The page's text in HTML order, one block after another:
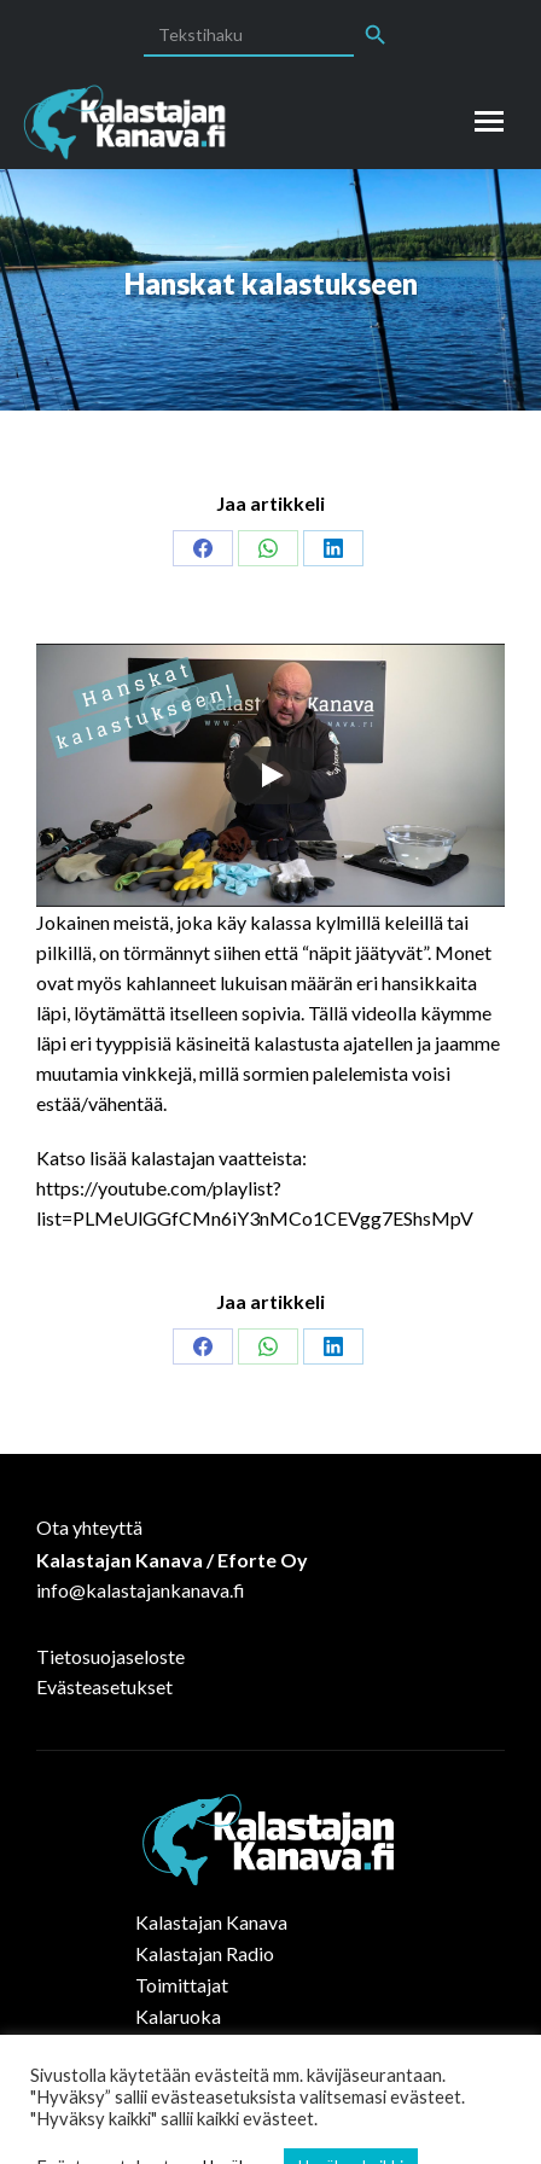
for:
Hanskat kalastukseen
Jaa artikkeli
Share
Share
Share
Jokainen meistä, joka käy kalassa kylmillä keleillä tai
pilkillä, on törmännyt siihen että “näpit jäätyvät”. Monet
ovat myös kahlanneet lukuisan määrän eri hansikkaita
läpi, löytämättä itselleen sopivia. Tällä videolla käymme
läpi eri tyyppisiä käsineitä kalastusta ajatellen ja jaamme
muutamia vinkkejä, millä sormien palelemista voisi
estää/vähentää.
Katso lisää kalastajan vaatteista:
https://youtube.com/playlist?
list=PLMeUlGGfCMn6iY3nMCo1CEVgg7EShsMpV
Jaa artikkeli
Share
Share
Share
Ota yhteyttä
Kalastajan Kanava / Eforte Oy
info@kalastajankanava.fi
Tietosuojaseloste
Evästeasetukset
Kalastajan Kanava
Kalastajan Radio
Toimittajat
Kalaruoka
Tilaa uutiskirje
Sivustolla käytetään evästeitä mm. kävijäseurantaan.
"Hyväksy” sallii evästeasetuksista valitsemasi evästeet.
"Hyväksy kaikki" sallii kaikki evästeet.